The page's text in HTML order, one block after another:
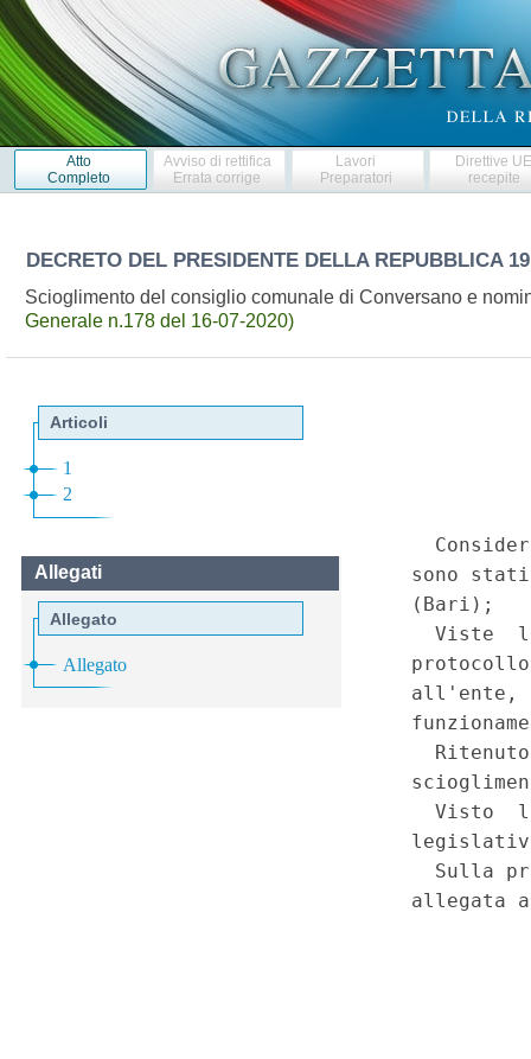
Atto
Completo
Avviso di rettifica
Errata corrige
Lavori
Preparatori
Direttive
recepite
DECRETO DEL PRESIDENTE DELLA REPUBBLICA
Scioglimento del consiglio comunale di Conversano e
Generale n.178 del 16-07-2020)